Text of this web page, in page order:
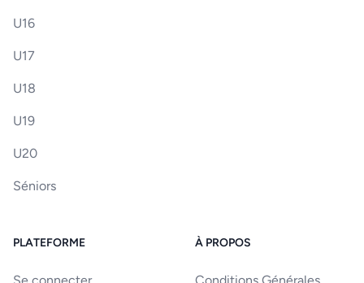
U16
U17
U18
U19
U20
Séniors
PLATEFORME À PROPOS